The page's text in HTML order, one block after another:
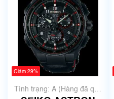
Giảm 29%
Tình trạng: A (Hàng đã qua